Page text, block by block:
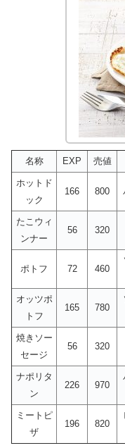
名称 EXP 売値
ホットド
ック
166 800
たこウィ
ンナー
56 320
ポトフ 72 460
オッツポ
トフ
165 780
焼きソー
セージ
56 320
ナポリタ
ン
226 970
ミートピ
ザ
196 820